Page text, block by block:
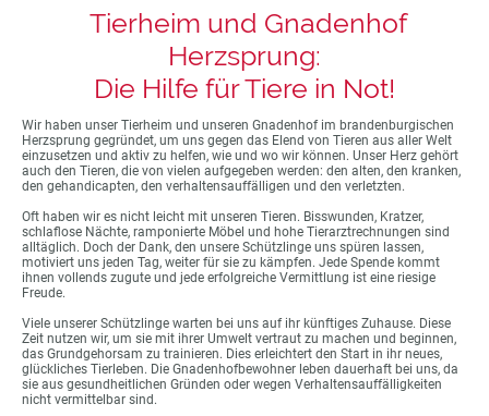
Tierheim und Gnadenhof
Herzsprung:
Die Hilfe für Tiere in Not!
Wir haben unser Tierheim und unseren Gnadenhof im brandenburgischen
Herzsprung gegründet, um uns gegen das Elend von Tieren aus aller Welt
einzusetzen und aktiv zu helfen, wie und wo wir können. Unser Herz gehört
auch den Tieren, die von vielen aufgegeben werden: den alten, den kranken,
den gehandicapten, den verhaltensauffälligen und den verletzten.
Oft haben wir es nicht leicht mit unseren Tieren. Bisswunden, Kratzer,
schlaflose Nächte, ramponierte Möbel und hohe Tierarztrechnungen sind
alltäglich. Doch der Dank, den unsere Schützlinge uns spüren lassen,
motiviert uns jeden Tag, weiter für sie zu kämpfen. Jede Spende kommt
ihnen vollends zugute und jede erfolgreiche Vermittlung ist eine riesige
Freude.
Viele unserer Schützlinge warten bei uns auf ihr künftiges Zuhause. Diese
Zeit nutzen wir, um sie mit ihrer Umwelt vertraut zu machen und beginnen,
das Grundgehorsam zu trainieren. Dies erleichtert den Start in ihr neues,
glückliches Tierleben. Die Gnadenhofbewohner leben dauerhaft bei uns, da
sie aus gesundheitlichen Gründen oder wegen Verhaltensauffälligkeiten
nicht vermittelbar sind.